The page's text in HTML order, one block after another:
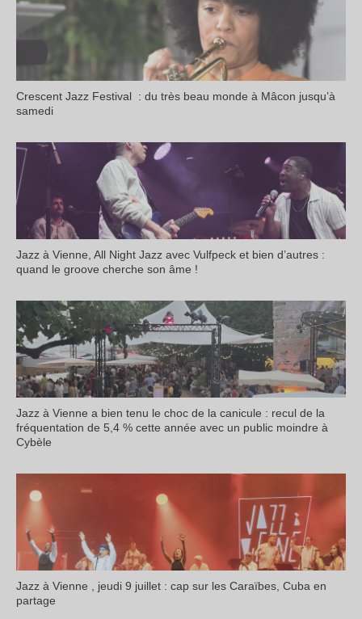
Crescent Jazz Festival : du très beau monde à Mâcon jusqu’à
samedi
Jazz à Vienne, All Night Jazz avec Vulfpeck et bien d’autres :
quand le groove cherche son âme !
Jazz à Vienne a bien tenu le choc de la canicule : recul de la
fréquentation de 5,4 % cette année avec un public moindre à
Cybèle
Jazz à Vienne , jeudi 9 juillet : cap sur les Caraïbes, Cuba en
partage